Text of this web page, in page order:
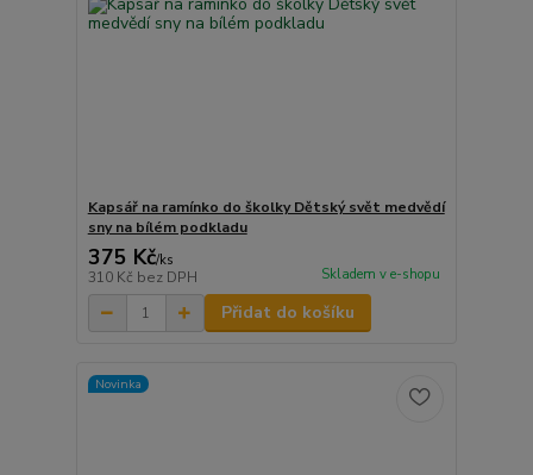
Kapsář na ramínko do školky Dětský svět medvědí
sny na bílém podkladu
375 Kč/ks
310 Kč bez DPH Skladem v e-shopu
Přidat do košíku
Novinka